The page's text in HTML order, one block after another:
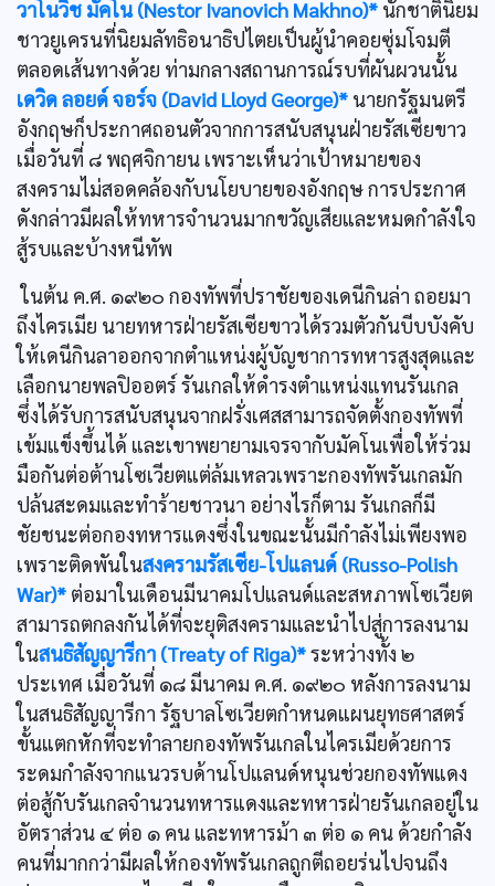
วาโนวิช มัคโน (Nestor Ivanovich Makhno)* นักชาตินิยม
ชาวยูเครนที่นิยมลัทธิอนาธิปไตยเป็นผู้นำคอยซุ่มโจมตี
ตลอดเส้นทางด้วย ท่ามกลางสถานการณ์รบที่ผันผวนนั้น
เดวิด ลอยด์ จอร์จ (David Lloyd George)* นายกรัฐมนตรี
อังกฤษก็ประกาศถอนตัวจากการสนับสนุนฝ่ายรัสเซียขาว
เมื่อวันที่ ๘ พฤศจิกายน เพราะเห็นว่าเป้าหมายของ
สงครามไม่สอดคล้องกับนโยบายของอังกฤษ การประกาศ
ดังกล่าวมีผลให้ทหารจำนวนมากขวัญเสียและหมดกำลังใจ
สู้รบและบ้างหนีทัพ
ในต้น ค.ศ. ๑๙๒๐ กองทัพที่ปราชัยของเดนีกินล่า ถอยมา
ถึงไครเมีย นายทหารฝ่ายรัสเซียขาวได้รวมตัวกันบีบบังคับ
ให้เดนีกินลาออกจากตำแหน่งผู้บัญชาการทหารสูงสุดและ
เลือกนายพลปิออตร์ รันเกลให้ดำรงตำแหน่งแทนรันเกล
ซึ่งได้รับการสนับสนุนจากฝรั่งเศสสามารถจัดตั้งกองทัพที่
เข้มแข็งขึ้นได้ และเขาพยายามเจรจากับมัคโนเพื่อให้ร่วม
มือกันต่อต้านโซเวียตแต่ล้มเหลวเพราะกองทัพรันเกลมัก
ปล้นสะดมและทำร้ายชาวนา อย่างไรก็ตาม รันเกลก็มี
ชัยชนะต่อกองทหารแดงซึ่งในขณะนั้นมีกำลังไม่เพียงพอ
เพราะติดพันในสงครามรัสเซีย-โปแลนด์ (Russo-Polish
War)* ต่อมาในเดือนมีนาคมโปแลนด์และสหภาพโซเวียต
สามารถตกลงกันได้ที่จะยุติสงครามและนำไปสู่การลงนาม
ในสนธิสัญญารีกา (Treaty of Riga)*ระหว่างทั้ง ๒
ประเทศ เมื่อวันที่ ๑๘ มีนาคม ค.ศ. ๑๙๒๐ หลังการลงนาม
ในสนธิสัญญารีกา รัฐบาลโซเวียตกำหนดแผนยุทธศาสตร์
ขั้นแตกหักที่จะทำลายกองทัพรันเกลในไครเมียด้วยการ
ระดมกำลังจากแนวรบด้านโปแลนด์หนุนช่วยกองทัพแดง
ต่อสู้กับรันเกลจำนวนทหารแดงและทหารฝ่ายรันเกลอยู่ใน
อัตราส่วน ๔ ต่อ ๑ คน และทหารม้า ๓ ต่อ ๑ คน ด้วยกำลัง
คนที่มากกว่ามีผลให้กองทัพรันเกลถูกตีถอยร่นไปจนถึง